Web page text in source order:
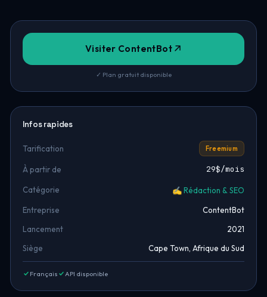
Visiter ContentBot
✓ Plan gratuit disponible
Infos rapides
Tarification Freemium
À partir de 29$/mois
Catégorie ✍️ Rédaction & SEO
Entreprise
ContentBot
Lancement
2021
Siège
Cape Town, Afrique du Sud
Français API disponible